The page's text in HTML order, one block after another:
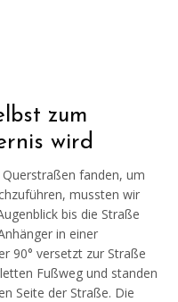
zum
wird
fanden, um
mussten wir
bis die Straße
in einer
90° versetzt zur Straße
Fußweg und standen
Seite der Straße. Die